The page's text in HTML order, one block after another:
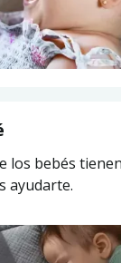
los bebés
ayudarte.